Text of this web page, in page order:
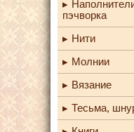
пэчворка
Нити
Молнии
Вязание
Тесьма,